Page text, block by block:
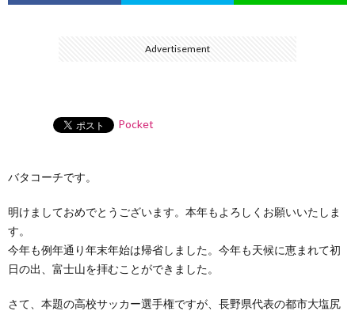
Advertisement
Pocket
バタコーチです。
明けましておめでとうございます。本年もよろしくお願いいたしま
す。
今年も例年通り年末年始は帰省しました。今年も天候に恵まれて初
日の出、富士山を拝むことができました。
さて、本題の高校サッカー選手権ですが、長野県代表の都市大塩尻